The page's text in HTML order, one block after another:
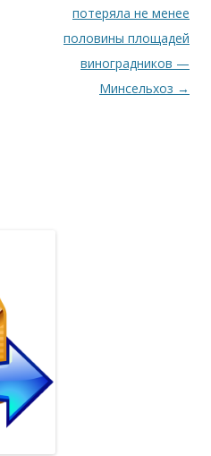
потеряла не менее
половины площадей
виноградников —
Минсельхоз →